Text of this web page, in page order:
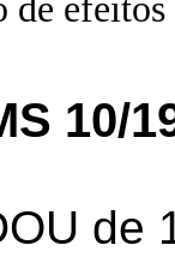
de
10/
de